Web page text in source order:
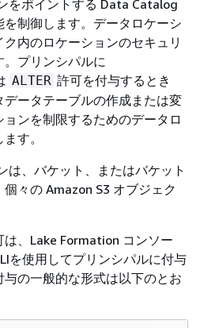
をポイントする Data Catalog
制御します。データロケーシ
内のロケーションのセキュリ
プリンシパルに
ALTER 許可を付与するとき
ータテーブルの作成または変
ンを制限するためのデータロ
す。
は、バケット、またはバケット
々の Amazon S3 オブジェク
、Lake Formation コンソー
を使用してプリンシパルに付与
の一般的な形式は以下のとお